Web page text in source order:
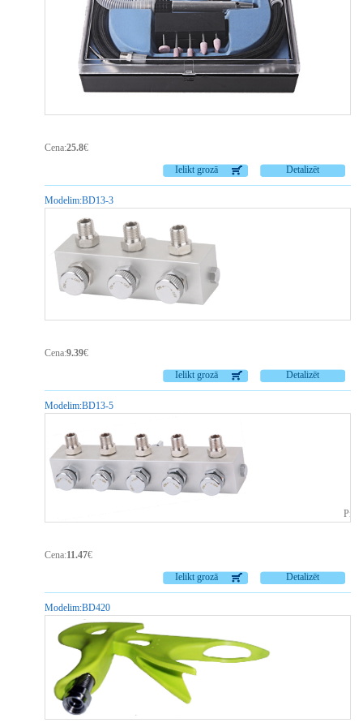
Cena:25.8€
Detalizēt
Ielikt grozā
Modelim:BD13-3
Cena:9.39€
Detalizēt
Ielikt grozā
Modelim:BD13-5
Cena:11.47€
Detalizēt
Ielikt grozā
Modelim:BD420